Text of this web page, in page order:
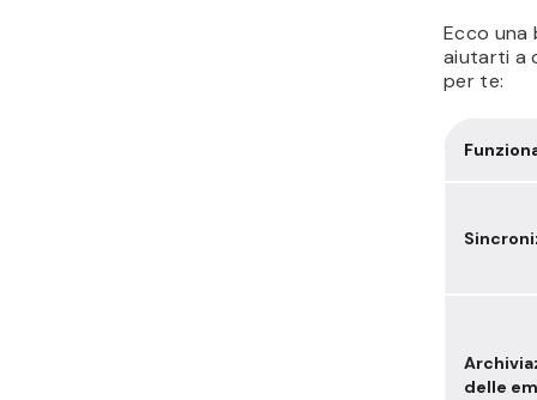
Ecco una
aiutarti a
per te:
delle